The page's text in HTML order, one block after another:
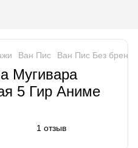
Ван Пис Ван Пис Без бренда
Мугивара
5 Гир Аниме
1 отзыв